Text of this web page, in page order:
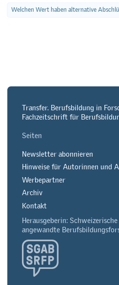
Welchen Wert haben alternative
Transfer. Berufsbildung in
Fachzeitschrift für
Seiten
Newsletter abonnieren
Hinweise für Autorinnen und
Werbepartner
Archiv
Kontakt
Herausgeberin:
angewandte